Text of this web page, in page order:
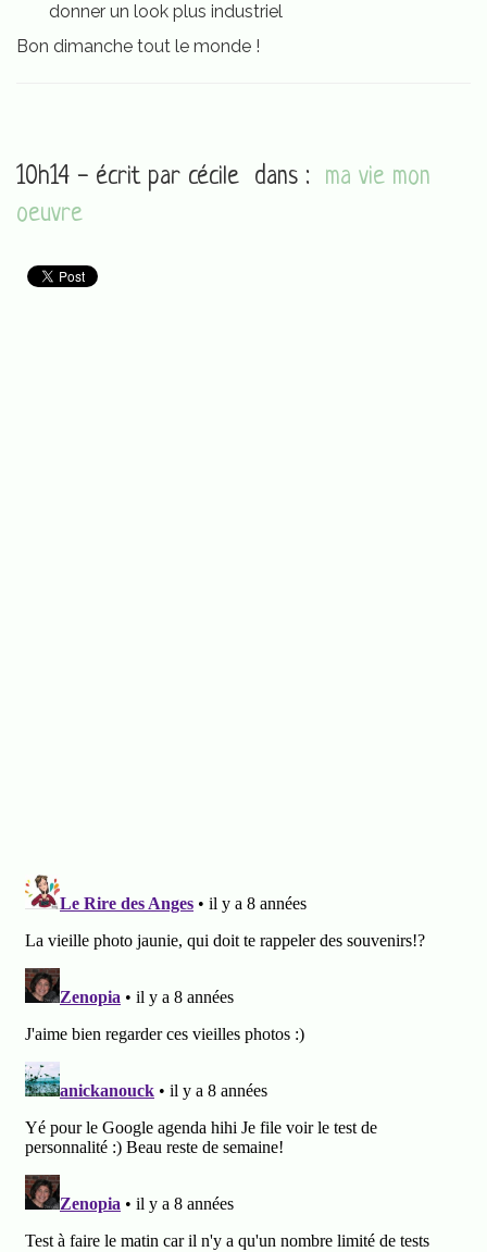
donner un look plus industriel
Bon dimanche tout le monde !
10h14 - écrit par cécile dans : ma vie mon
oeuvre